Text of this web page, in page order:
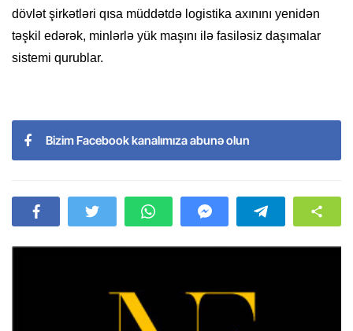
dövlət şirkətləri qısa müddətdə logistika axınını yenidən
təşkil edərək, minlərlə yük maşını ilə fasiləsiz daşımalar
sistemi qurublar.
Bizim Facebook kanalımıza abunə olun